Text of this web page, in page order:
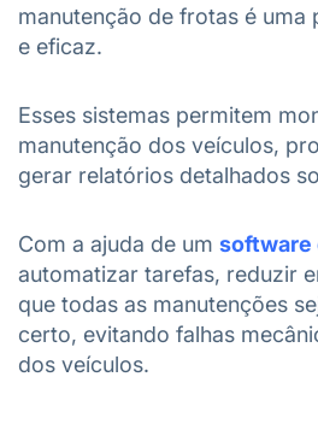
manutenção de frotas é
e eficaz.
Esses sistemas permitem
manutenção dos veículos,
gerar relatórios detalhados
Com a ajuda de um software
automatizar tarefas, reduzir
que todas as manutenções
certo, evitando falhas
dos veículos.